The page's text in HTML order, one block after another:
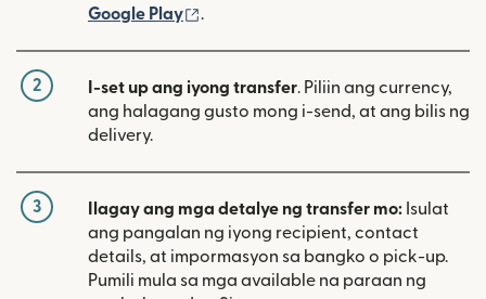
Google Play
.
2 I-set up ang iyong transfer. Piliin ang currency,
ang halagang gusto mong i-send, at ang bilis ng
delivery.
3 Ilagay ang mga detalye ng transfer mo: Isulat
ang pangalan ng iyong recipient, contact
details, at impormasyon sa bangko o pick-up.
Pumili mula sa mga available na paraan ng